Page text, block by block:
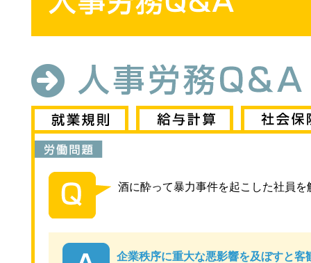
酒に酔って暴力事件を起こした社員
企業秩序に重大な悪影響を及ぼすと